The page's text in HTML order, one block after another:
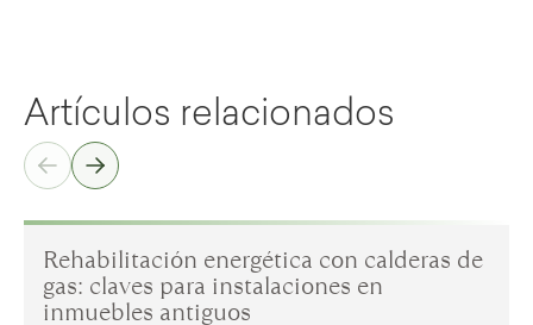
Artículos relacionados
Rehabilitación energética con calderas de
gas: claves para instalaciones en
inmuebles antiguos